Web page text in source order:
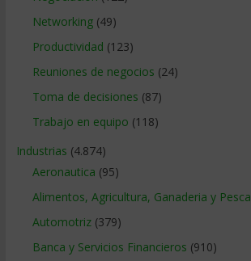
Networking(49)
Productividad (123)
Reuniones de negocios (24)
Toma de decisiones (87)
Trabajo en equipo (118)
Industrias (4.874)
Aeronautica (95)
Alimentos, Agricultura, Ganaderia y Pesca
Automotriz(379)
Banca y Servicios Financieros (910)